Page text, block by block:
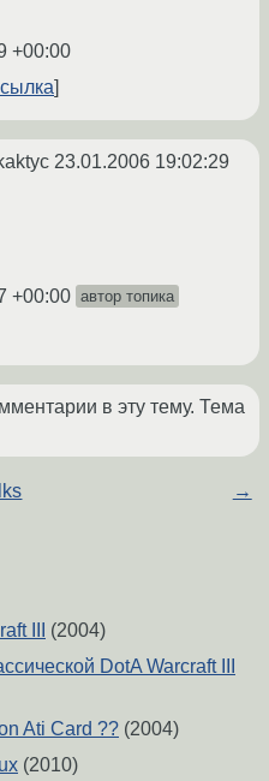
+00:00
23.01.2006 19:02:29
+00:00 автор топика
в эту тему. Тема
→
III (2004)
DotA Warcraft III
Ati Card ?? (2004)
(2010)